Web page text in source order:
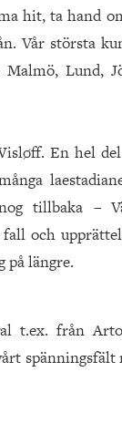
hit, ta hand
Vår största
Lund,
En hel
tillbaka –
och
på längre.
t.ex. från